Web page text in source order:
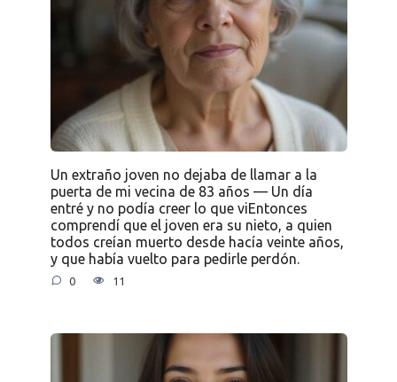
Un extraño joven no dejaba de llamar a la
puerta de mi vecina de 83 años — Un día
entré y no podía creer lo que viEntonces
comprendí que el joven era su nieto, a quien
todos creían muerto desde hacía veinte años,
y que había vuelto para pedirle perdón.
0 11